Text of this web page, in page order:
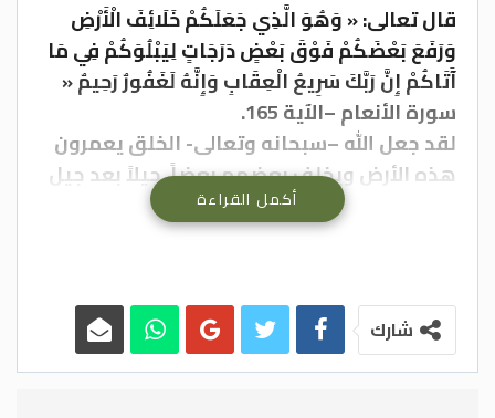
قال تعالى: « وَهُوَ الَّذِي جَعَلَكُمْ خَلَائِفَ الْأَرْضِ
وَرَفَعَ بَعْضَكُمْ فَوْقَ بَعْضٍ دَرَجَاتٍ لِيَبْلُوَكُمْ فِي مَا
آَتَاكُمْ إِنَّ رَبَّكَ سَرِيعُ الْعِقَابِ وَإِنَّهُ لَغَفُورٌ رَحِيمٌ «
سورة الأنعام –الآية 165.
لقد جعل الله –سبحانه وتعالى- الخلق يعمرون
هذه الأرض ويخلف بعضهم بعضاً، جيلاً بعد جيل
وخلفاً بعد خلف حتى تقوم الساعة. وجعلهم –
عزوجل- متفاوتين في الأرزاق والأخلاق والمراتب
بعضهم فوق بعض درجات في الدنيا… في الغنى
والفقر، والعلم والجهل وغيرها. وفي الآخرة
درجات في الثواب والعقاب… في الجنة والنّار.
أكمل القراءة
شارك